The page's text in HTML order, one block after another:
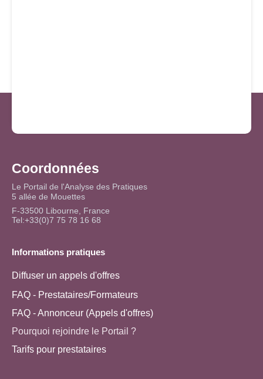
Coordonnées
Le Portail de l'Analyse des Pratiques
5 allée de Mouettes
F-33500 Libourne, France
Tel:+33(0)7 75 78 16 68
Informations pratiques
Diffuser un appels d'offres
FAQ - Prestataires/Formateurs
FAQ - Annonceur (Appels d'offres)
Pourquoi rejoindre le Portail ?
Tarifs pour prestataires